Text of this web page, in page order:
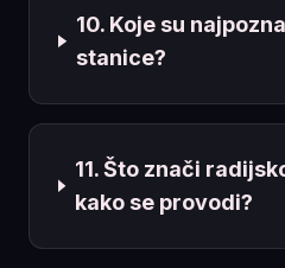
10. Koje su
stanice?
11. Što znači
kako se provodi?